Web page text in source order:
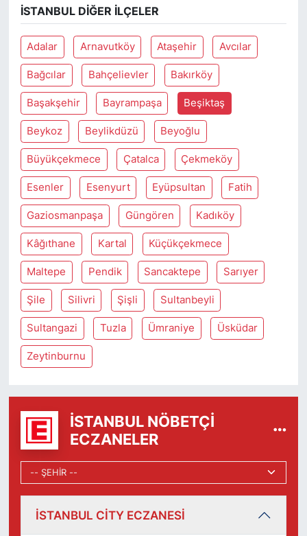
İSTANBUL DIĞER İLÇELER
Adalar Arnavutköy Ataşehir Avcılar
Bağcılar Bahçelievler Bakırköy
Başakşehir Bayrampaşa Beşiktaş
Beykoz Beylikdüzü Beyoğlu
Büyükçekmece Çatalca Çekmeköy
Esenler Esenyurt Eyüpsultan Fatih
Gaziosmanpaşa Güngören Kadıköy
Kâğıthane Kartal Küçükçekmece
Maltepe Pendik Sancaktepe Sarıyer
Şile Silivri Şişli Sultanbeyli
Sultangazi Tuzla Ümraniye Üsküdar
Zeytinburnu
İSTANBUL NÖBETÇI
ECZANELER
İSTANBUL CİTY ECZANESİ